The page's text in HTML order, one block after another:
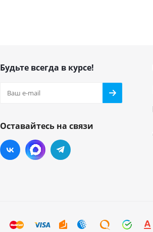
Будьте всегда в курсе!
Оставайтесь на связи